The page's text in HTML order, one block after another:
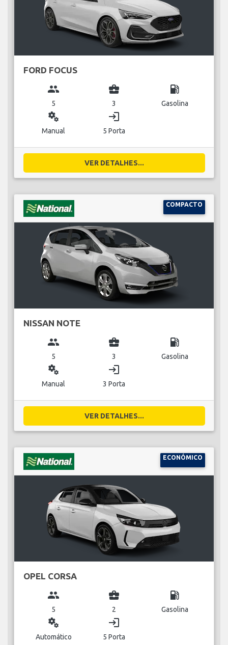
FORD FOCUS
group
5
business_center
3
local_gas_station
Gasolina
miscellaneous_services
Manual
login
5 Porta
VER DETALHES...
COMPACTO
NISSAN NOTE
group
5
business_center
3
local_gas_station
Gasolina
miscellaneous_services
Manual
login
3 Porta
VER DETALHES...
ECONÓMICO
OPEL CORSA
group
5
business_center
2
local_gas_station
Gasolina
miscellaneous_services
Automático
login
5 Porta